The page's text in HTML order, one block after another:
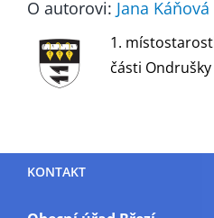
O autorovi: Jana Káňová
1.
části Ondrušky
KONTAKT